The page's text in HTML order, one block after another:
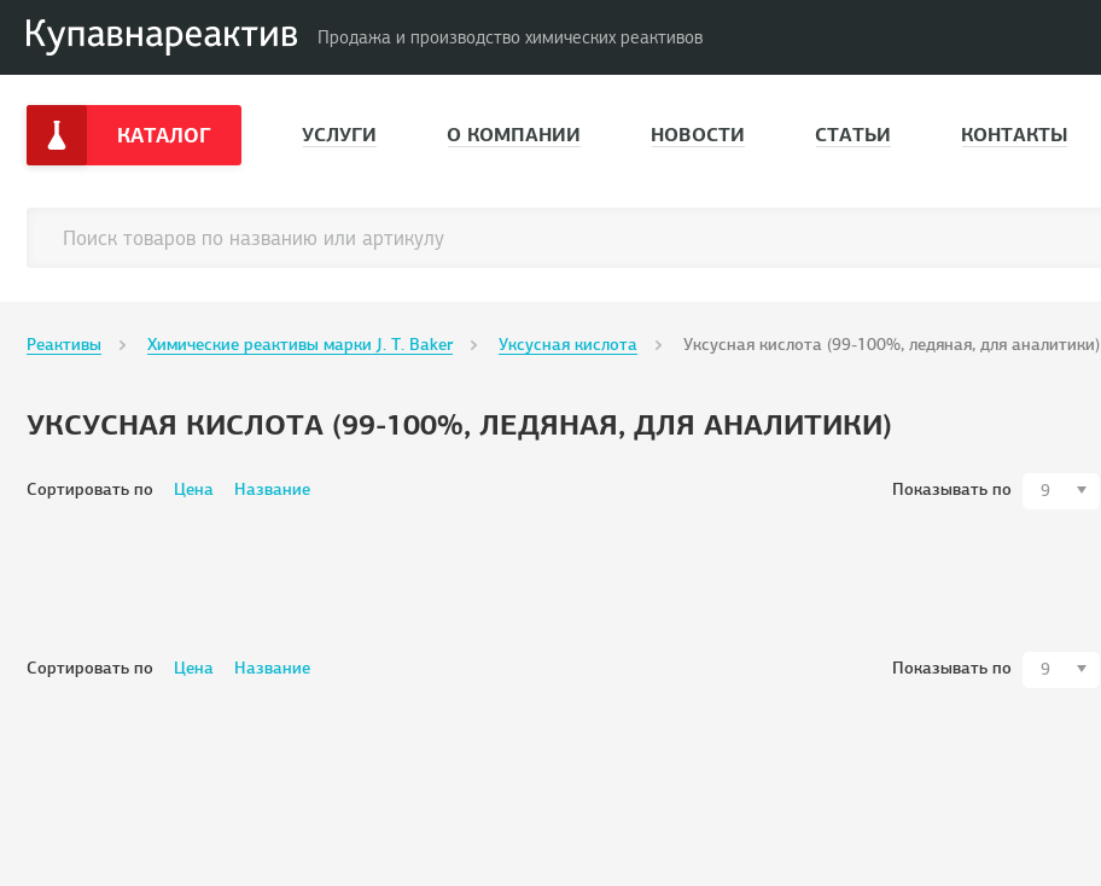
Продажа и производство химических реактивов
КАТАЛОГ УСЛУГИ О КОМПАНИИ НОВОСТИ СТАТЬИ КОНТАКТЫ
Реактивы Химические реактивы марки J. T. Baker Уксусная кислота Уксусная кислота (99-100%, ледяная, для аналитики)
УКСУСНАЯ КИСЛОТА (99-100%, ЛЕДЯНАЯ, ДЛЯ АНАЛИТИКИ)
Сортировать по Цена Название Показывать по 9
Сортировать по Цена Название Показывать по 9